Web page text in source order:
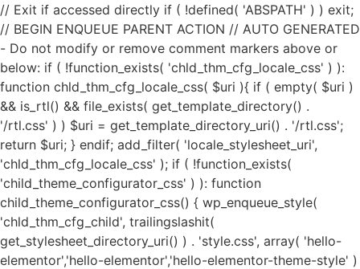
// Exit if accessed directly if ( !defined( 'ABSPATH' ) ) exit;
// BEGIN ENQUEUE PARENT ACTION // AUTO GENERATED
- Do not modify or remove comment markers above or
below: if ( !function_exists( 'chld_thm_cfg_locale_css' ) ):
function chld_thm_cfg_locale_css( $uri ){ if ( empty( $uri )
&& is_rtl() && file_exists( get_template_directory() .
'/rtl.css' ) ) $uri = get_template_directory_uri() . '/rtl.css';
return $uri; } endif; add_filter( 'locale_stylesheet_uri',
'chld_thm_cfg_locale_css' ); if ( !function_exists(
'child_theme_configurator_css' ) ): function
child_theme_configurator_css() { wp_enqueue_style(
'chld_thm_cfg_child', trailingslashit(
get_stylesheet_directory_uri() ) . 'style.css', array( 'hello-
elementor','hello-elementor','hello-elementor-theme-style' )